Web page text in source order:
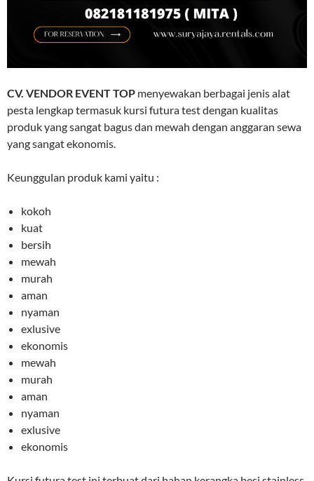
CV. VENDOR EVENT TOP menyewakan berbagai jenis alat
pesta lengkap termasuk kursi futura test dengan kualitas
produk yang sangat bagus dan mewah dengan anggaran sewa
yang sangat ekonomis.
Keunggulan produk kami yaitu :
kokoh
kuat
bersih
mewah
murah
aman
nyaman
exlusive
ekonomis
mewah
murah
aman
nyaman
exlusive
ekonomis